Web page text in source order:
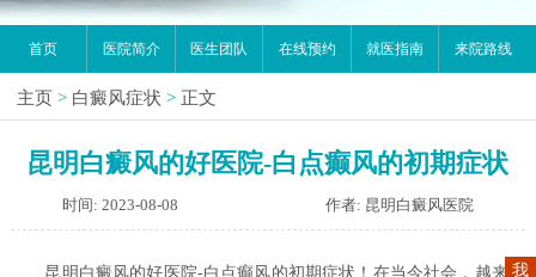
首页 医院简介 医生团队 在线预约 就医指南 来院路线
主页 > 白癜风症状 > 正文
昆明白癜风的好医院-白点癫风的初期症状
时间: 2023-08-08 作者: 昆明白癜风医院
昆明白癜风的好医院-白点癫风的初期症状！在当今社会，越来越
我